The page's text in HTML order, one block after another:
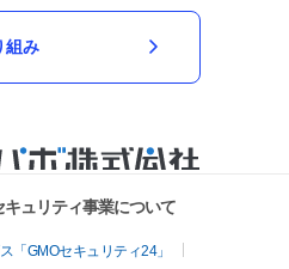
組み
ュリティ事業について
「GMOセキュリティ24」